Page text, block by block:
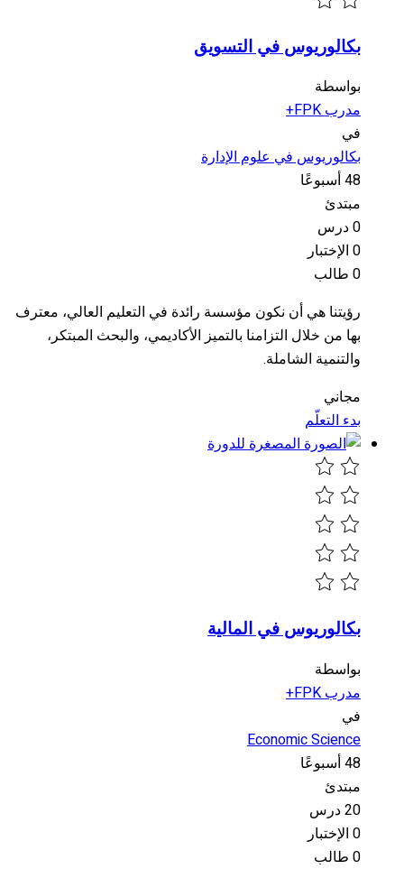
بكالوريوس في التسويق
بواسطة
مدرب FPK+
في
بكالوريوس في علوم الإدارة
48 أسبوعًا
مبتدئ
0 درس
0 الإختبار
0 طالب
رؤيتنا هي أن نكون مؤسسة رائدة في التعليم العالي، معترف
بها من خلال التزامنا بالتميز الأكاديمي، والبحث المبتكر،
والتنمية الشاملة.
مجاني
بدء التعلّم
بكالوريوس في المالية
بواسطة
مدرب FPK+
في
Economic Science
48 أسبوعًا
مبتدئ
20 درس
0 الإختبار
0 طالب